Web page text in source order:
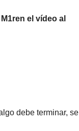
M1ren el vídeo al
debe terminar, se